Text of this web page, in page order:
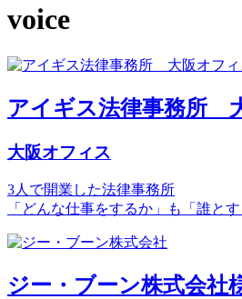
voice
アイギス法律事務所
大阪オフィス
3人で開業した法律事務所
「どんな仕事をするか」も「誰と
ジー・ブーン株式会社